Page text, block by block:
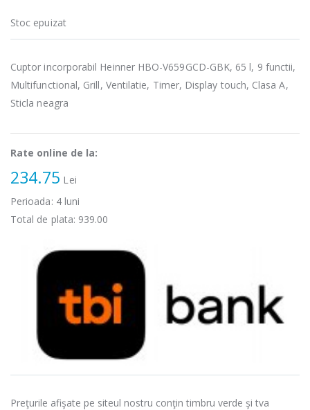
Stoc epuizat
Cuptor incorporabil Heinner HBO-V659GCD-GBK, 65 l, 9 functii,
Multifunctional, Grill, Ventilatie, Timer, Display touch, Clasa A,
Sticla neagra
Rate online de la:
234.75 Lei
Perioada: 4luni
Total de plata: 939.00
Preţurile afişate pe siteul nostru conţin timbru verde şi tva
549,00 Lei
carne
NobeLTek ...
199,00 Lei
-14%
bucatarie
Heinner ...